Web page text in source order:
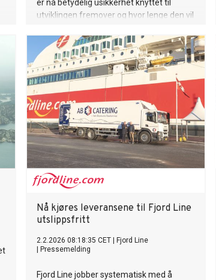
er nå betydelig usikkerhet knyttet til
utviklingen fremover og hvor lenge den vil
Nå kjøres leveransene til Fjord Line
utslippsfritt
2.2.2026 08:18:35 CET
Fjord Line
Pressemelding
Fjord Line jobber systematisk med å